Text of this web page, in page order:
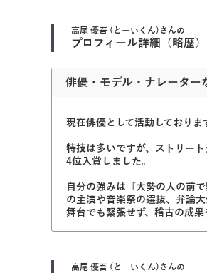
高尾 優吾 (とーいくん) さんの
プロフィール詳細（略歴）
俳優・モデル・ナレーター
現在俳優として活動しておりま
特技は多いですが、ストリー
4位入賞しました。
自分の強みは『大勢の人の前
の主演や音楽祭の選抜、弁論
舞台でも緊張せず、稽古の成果
高尾 優吾 (とーいくん) さんの